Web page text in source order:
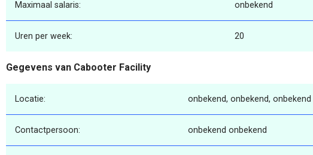
Maximaal salaris: onbekend
Uren per week: 20
Gegevens van Cabooter Facility
Locatie: onbekend, onbekend, onbekend
Contactpersoon: onbekend onbekend